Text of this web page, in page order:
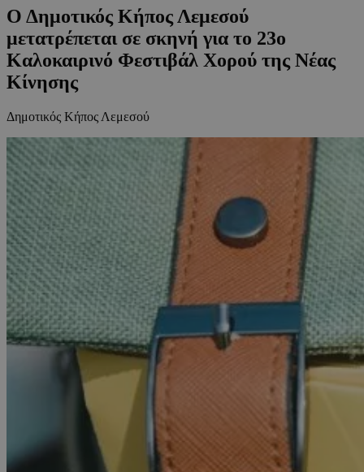
Ο Δημοτικός Κήπος Λεμεσού
μετατρέπεται σε σκηνή για το 23ο
Καλοκαιρινό Φεστιβάλ Χορού της Νέας
Κίνησης
Δημοτικός Κήπος Λεμεσού